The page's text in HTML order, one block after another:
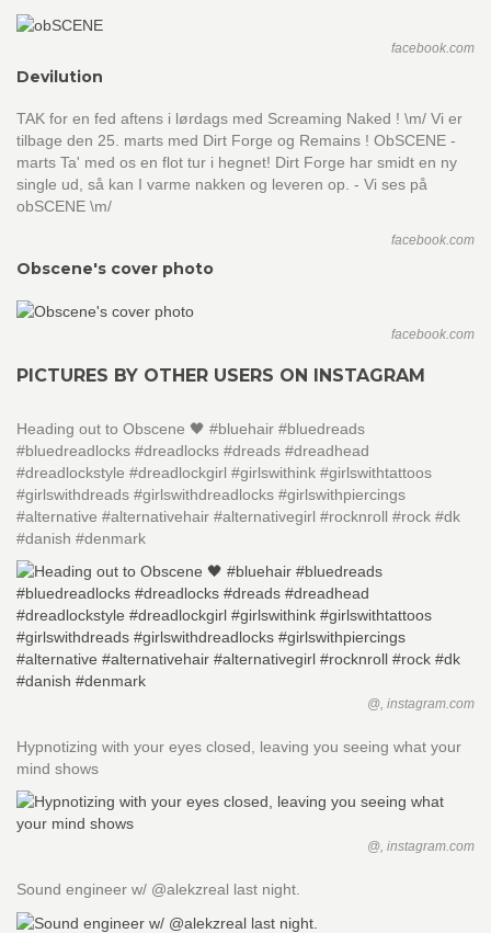
facebook.com
Devilution
TAK for en fed aftens i lørdags med Screaming Naked ! \m/ Vi er
tilbage den 25. marts med Dirt Forge og Remains ! ObSCENE -
marts Ta' med os en flot tur i hegnet! Dirt Forge har smidt en ny
single ud, så kan I varme nakken og leveren op. - Vi ses på
obSCENE \m/
facebook.com
Obscene's cover photo
facebook.com
PICTURES BY OTHER USERS ON INSTAGRAM
Heading out to Obscene 🖤 #bluehair #bluedreads
#bluedreadlocks #dreadlocks #dreads #dreadhead
#dreadlockstyle #dreadlockgirl #girlswithink #girlswithtattoos
#girlswithdreads #girlswithdreadlocks #girlswithpiercings
#alternative #alternativehair #alternativegirl #rocknroll #rock #dk
#danish #denmark
@, instagram.com
Hypnotizing with your eyes closed, leaving you seeing what your
mind shows
@, instagram.com
Sound engineer w/ @alekzreal last night.